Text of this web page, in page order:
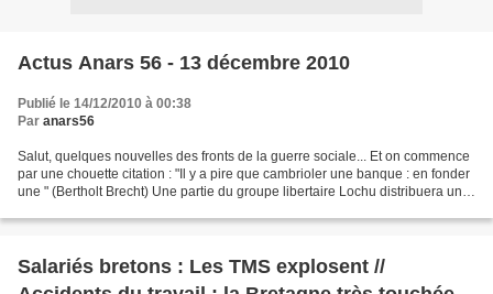
Actus Anars 56 - 13 décembre 2010
Publié le 14/12/2010 à 00:38
Par anars56
Salut, quelques nouvelles des fronts de la guerre sociale... Et on commence
par une chouette citation : "Il y a pire que cambrioler une banque : en fonder
une " (Bertholt Brecht) Une partie du groupe libertaire Lochu distribuera un
Salariés bretons : Les TMS explosent //